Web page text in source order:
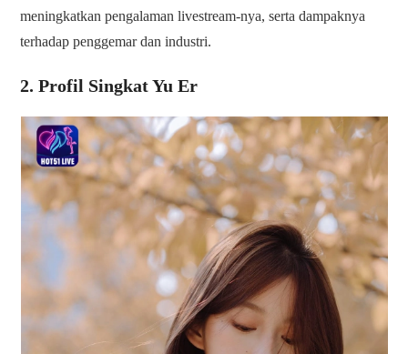
meningkatkan pengalaman livestream-nya, serta dampaknya
terhadap penggemar dan industri.
2. Profil Singkat Yu Er